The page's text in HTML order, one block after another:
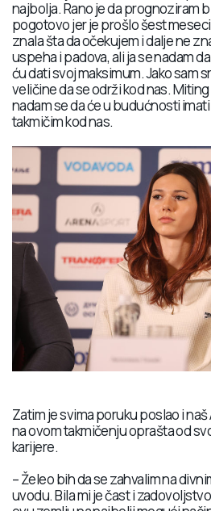
najbolja. Rano je da prognoziram
pogotovo jer je prošlo šest
znala šta da očekujem i dalje ne
uspeha i padova, ali ja se nadam
ću dati svoj maksimum. Jako sam
veličine da se održi kod nas.
nadam se da će u budućnosti
takmičim kod nas.
Zatim je svima poruku poslao i naš
na ovom takmičenju oprašta od
karijere.
– Želeo bih da se zahvalim na
uvodu. Bila mi je čast i